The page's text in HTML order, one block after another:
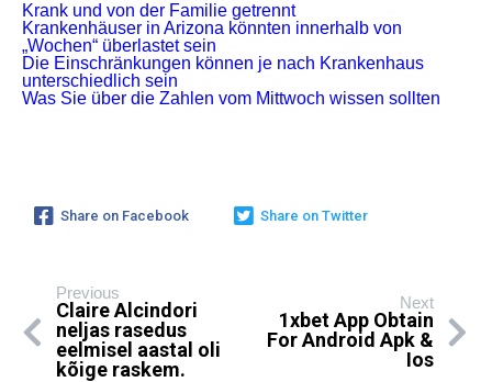
Krank und von der Familie getrennt
Krankenhäuser in Arizona könnten innerhalb von
„Wochen“ überlastet sein
Die Einschränkungen können je nach Krankenhaus
unterschiedlich sein
Was Sie über die Zahlen vom Mittwoch wissen sollten
Share on Facebook Share on Twitter
Previous
Claire Alcindori
neljas rasedus
eelmisel aastal oli
kõige raskem.
Next
1xbet App Obtain
For Android Apk &
Ios